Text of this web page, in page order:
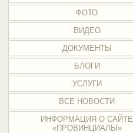
ФОТО
ВИДЕО
ДОКУМЕНТЫ
БЛОГИ
УСЛУГИ
ВСЕ НОВОСТИ
ИНФОРМАЦИЯ О САЙТЕ
«ПРОВИНЦИАЛЫ»